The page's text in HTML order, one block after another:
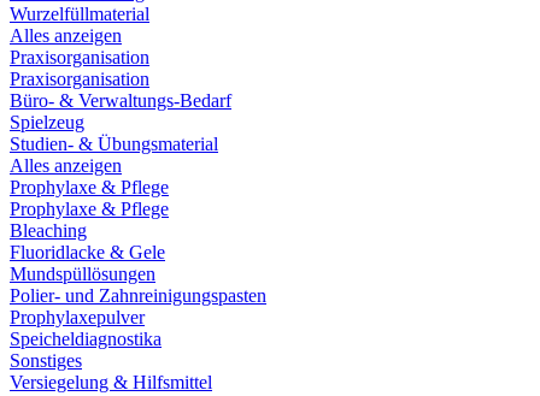
Wurzelfüllmaterial
Alles anzeigen
Praxisorganisation
Praxisorganisation
Büro- & Verwaltungs-Bedarf
Spielzeug
Studien- & Übungsmaterial
Alles anzeigen
Prophylaxe & Pflege
Prophylaxe & Pflege
Bleaching
Fluoridlacke & Gele
Mundspüllösungen
Polier- und Zahnreinigungspasten
Prophylaxepulver
Speicheldiagnostika
Sonstiges
Versiegelung & Hilfsmittel